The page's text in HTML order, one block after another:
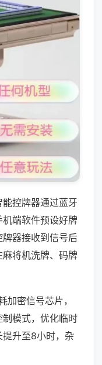
控牌器通过蓝牙
端软件预设好牌
器接收到信号后
将机洗牌、码牌
密信号芯片，
模式，优化临时
提升至8小时，杂